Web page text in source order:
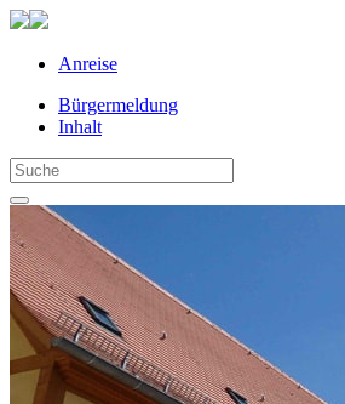
Anreise
Bürgermeldung
Inhalt